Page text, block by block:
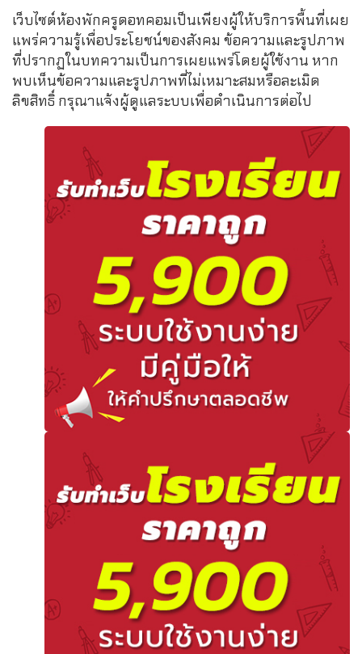
เว็บไซต์ห้องพักครูดอทคอมเป็นเพียงผู้ให้บริการพื้นที่เผย
แพร่ความรู้เพื่อประโยชน์ของสังคม ข้อความและรูปภาพ
ที่ปรากฏในบทความเป็นการเผยแพร่โดยผู้ใช้งาน หาก
พบเห็นข้อความและรูปภาพที่ไม่เหมาะสมหรือละเมิด
ลิขสิทธิ์ กรุณาแจ้งผู้ดูแลระบบเพื่อดำเนินการต่อไป